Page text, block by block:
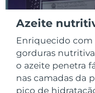
Azeite
Enriquecido
gorduras
o azeite penetra
nas camadas da
pico de
Luxemburgo
China
Malásia